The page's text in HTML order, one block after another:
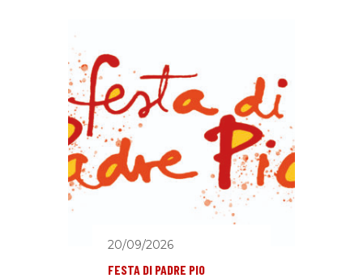
20/09/2026
FESTA DI PADRE PIO